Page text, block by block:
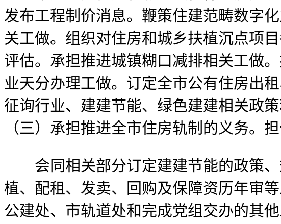
发布工程制价消息。鞭策住建范畴数字
关工做。组织对住房和城乡扶植沉点项
评估。承担推进城镇糊口减排相关工做
业天分办理工做。订定全市公有住房出
征询行业、建建节能、绿色建建相关政
（三）承担推进全市住房轨制的义务。
会同相关部分订定建建节能的政策、
植、配租、发卖、回购及保障资历年审
公建处、市轨道处和完成党组交办的其